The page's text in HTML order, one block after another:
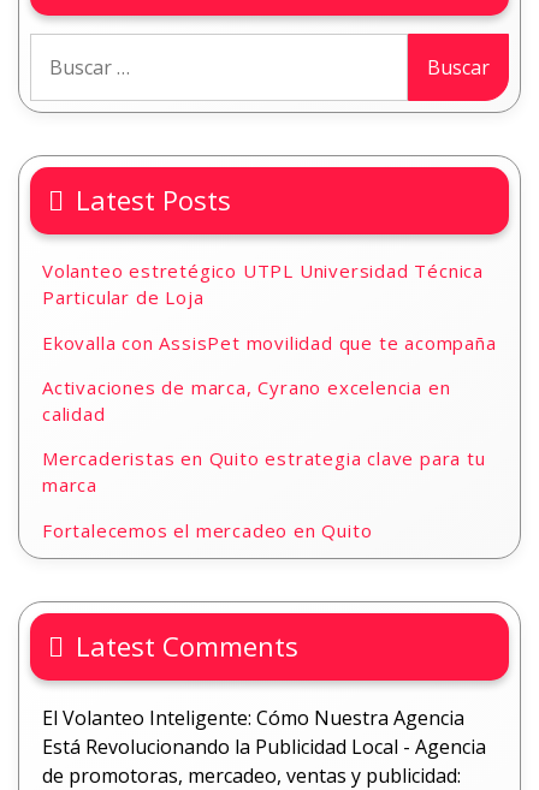
Latest Posts
Volanteo estretégico UTPL Universidad Técnica
Particular de Loja
Ekovalla con AssisPet movilidad que te acompaña
Activaciones de marca, Cyrano excelencia en
calidad
Mercaderistas en Quito estrategia clave para tu
marca
Fortalecemos el mercadeo en Quito
Latest Comments
El Volanteo Inteligente: Cómo Nuestra Agencia
Está Revolucionando la Publicidad Local - Agencia
de promotoras, mercadeo, ventas y publicidad: